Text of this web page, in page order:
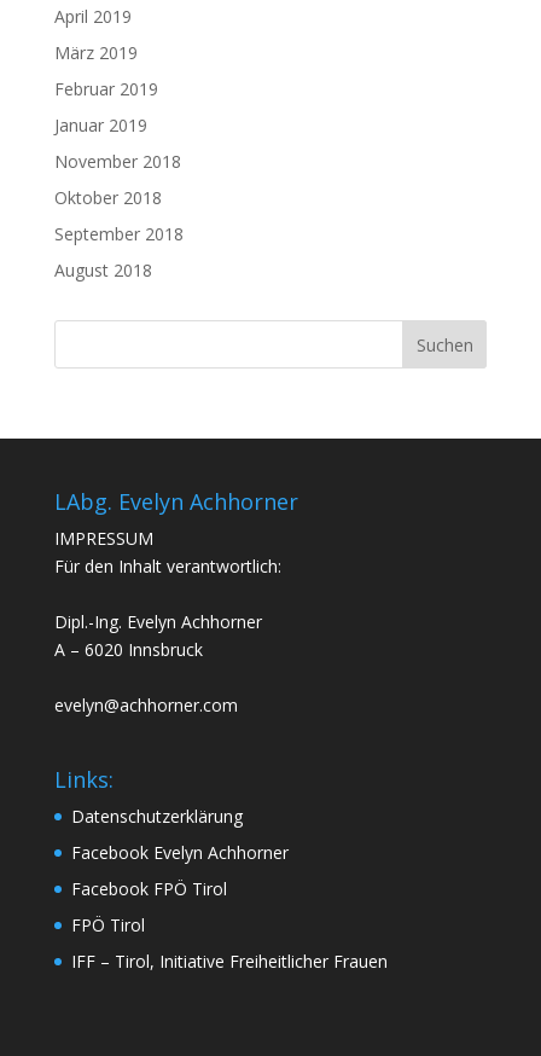
April 2019
März 2019
Februar 2019
Januar 2019
November 2018
Oktober 2018
September 2018
August 2018
LAbg. Evelyn Achhorner
IMPRESSUM
Für den Inhalt verantwortlich:
Dipl.-Ing. Evelyn Achhorner
A – 6020 Innsbruck
evelyn@achhorner.com
Links:
Datenschutzerklärung
Facebook Evelyn Achhorner
Facebook FPÖ Tirol
FPÖ Tirol
IFF – Tirol, Initiative Freiheitlicher Frauen